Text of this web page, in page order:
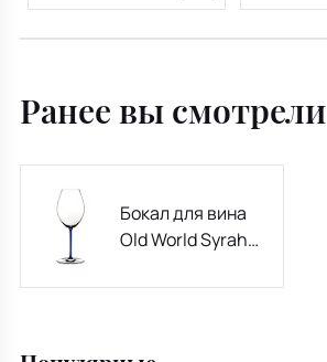
Ранее вы смотрели
Бокал для вина
Old World Syrah
мл, синий